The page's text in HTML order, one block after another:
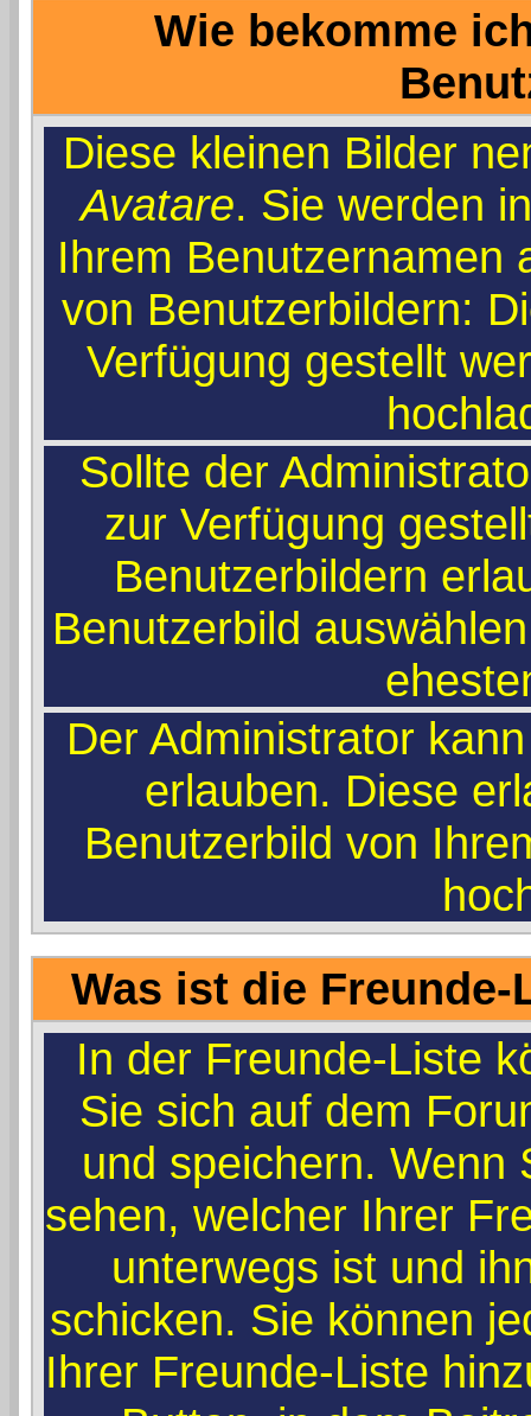
Wie bekomme
Diese kleinen Bilder
Avatare. Sie werden
Ihrem Benutzernamen
von Benutzerbildern:
Verfügung gestellt
Sollte der
zur Verfügung
Benutzerbildern
Benutzerbild
Der Administrator
erlauben. Diese
Benutzerbild von
Was ist die
In der Freunde-Liste
Sie sich auf dem
und speichern. Wenn
sehen, welcher Ihrer
unterwegs ist und
schicken. Sie können
Ihrer Freunde-Liste